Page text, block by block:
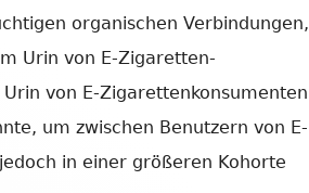
organischen Verbindungen,
Urin von E-Zigaretten-
von E-Zigarettenkonsumenten
um zwischen Benutzern von E-
in einer größeren Kohorte